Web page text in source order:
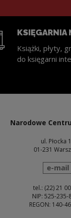
KSIĘGARNIA
Książki, płyty,
do księgarni
Narodowe
ul. Płocka
01-231
wyślij
e-mail
tel.: (22) 21
NIP: 525-235-
REGON: 140-